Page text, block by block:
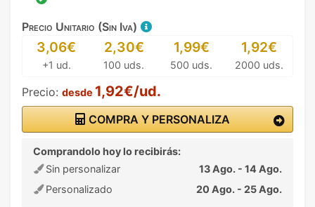
Precio Unitario (Sin Iva)
3,06€
+1 ud.
2,30€
100 uds.
1,99€
500 uds.
1,92€
2000 uds.
Precio: desde 1,92€/ud.
COMPRA Y PERSONALIZA
Comprandolo hoy lo recibirás:
Sin personalizar
13 Ago. - 14 Ago.
Personalizado
20 Ago. - 25 Ago.